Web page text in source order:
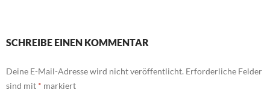
SCHREIBE EINEN KOMMENTAR
Deine E-Mail-Adresse wird nicht veröffentlicht. Erforderliche Felder
sind mit * markiert